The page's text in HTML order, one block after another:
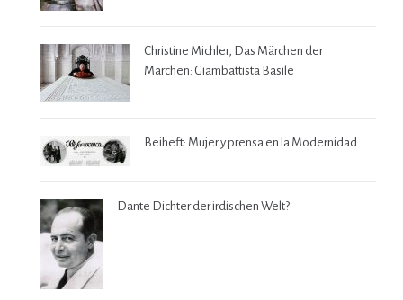
Christine Michler, Das Märchen der
Märchen: Giambattista Basile
Beiheft: Mujer y prensa en la Modernidad
Dante Dichter der irdischen Welt?